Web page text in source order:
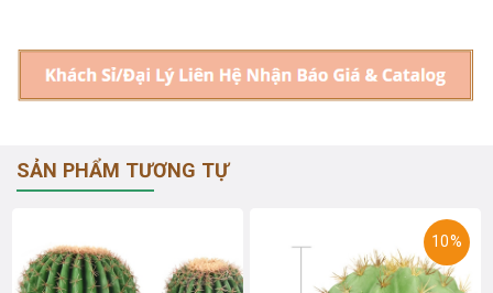
SẢN PHẨM TƯƠNG TỰ
10%